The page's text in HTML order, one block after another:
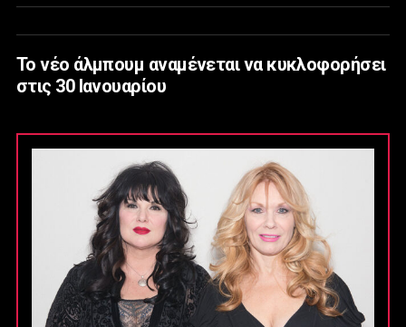
Το νέο άλμπουμ αναμένεται να κυκλοφορήσει
στις 30 Ιανουαρίου